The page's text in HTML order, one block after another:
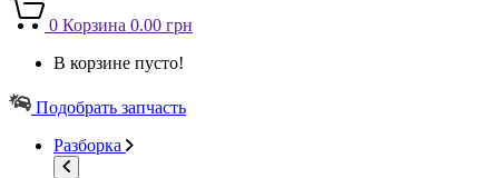
0 Корзина 0.00 грн
В корзине пусто!
Подобрать запчасть
Разборка